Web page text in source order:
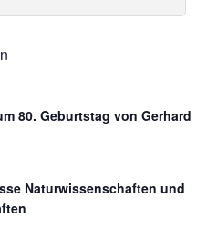
80. Geburtstag von Gerhard
Naturwissenschaften und